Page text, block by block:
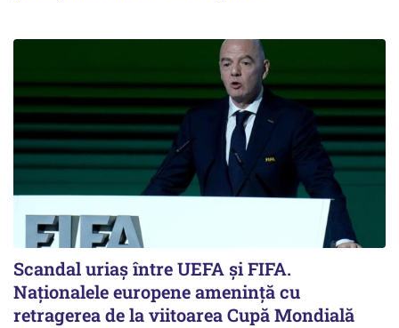
Scandal uriaş între UEFA şi FIFA.
Naţionalele europene ameninţă cu
retragerea de la viitoarea Cupă Mondială